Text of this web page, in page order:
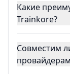
Какие
Trainkore?
Совместим